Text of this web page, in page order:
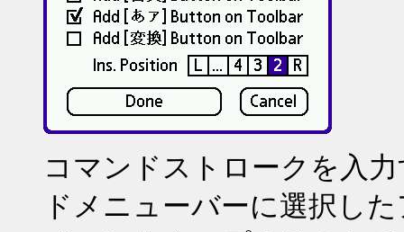
コマンドストロークを入
ドメニューバーに選択し